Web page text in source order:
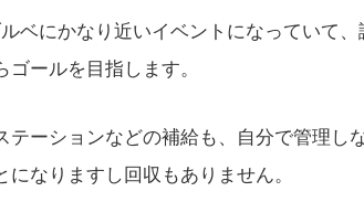
ベにかなり近いイベントになっていて
ゴールを目指します。
テーションなどの補給も、自分で管理し
になりますし回収もありません。